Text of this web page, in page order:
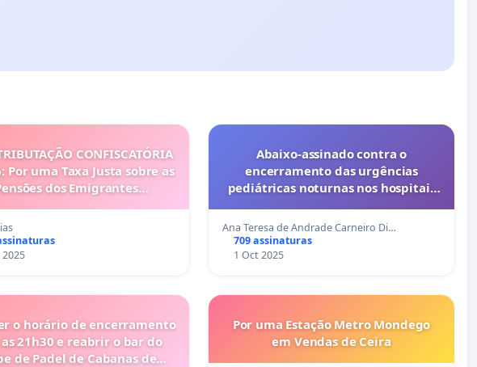
CONFISCATÓRIA
Por uma Taxa Justa sobre as
dos Emigrantes
2025
Abaixo-assinado contra o
encerramento das urgências
pediátricas noturnas nos hospitais
Ana Teresa de Andrade Carneiro Di…
709 assinaturas
1 Oct 2025
o horário de encerramento
21h30 e reabrir o bar do
de Padel de Cabanas de
Por uma Estação Metro Mondego
em Vendas de Ceira